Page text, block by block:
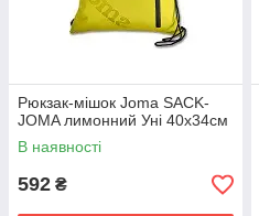
Рюкзак-мішок Joma SACK-
JOMA лимонний Уні 40х34см
В наявності
592 ₴